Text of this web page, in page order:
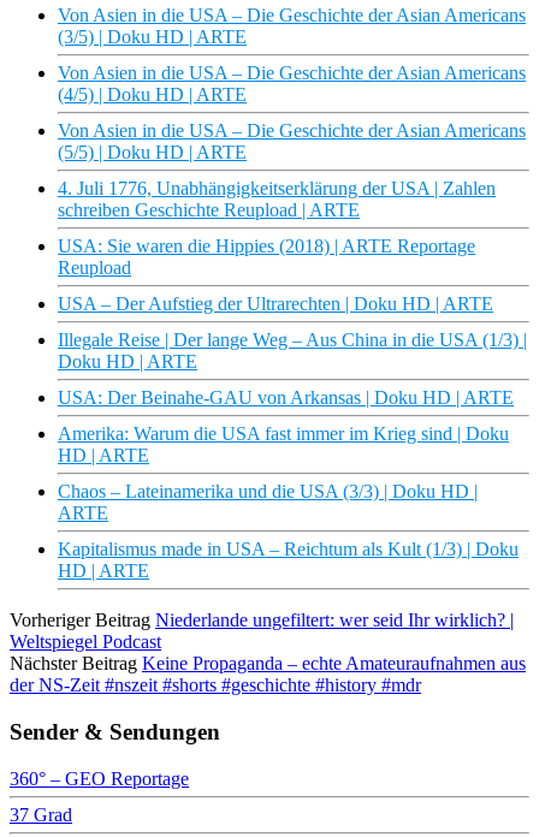
Von Asien in die USA – Die Geschichte der Asian Americans
(3/5) | Doku HD | ARTE
Von Asien in die USA – Die Geschichte der Asian Americans
(4/5) | Doku HD | ARTE
Von Asien in die USA – Die Geschichte der Asian Americans
(5/5) | Doku HD | ARTE
4. Juli 1776, Unabhängigkeitserklärung der USA | Zahlen
schreiben Geschichte Reupload | ARTE
USA: Sie waren die Hippies (2018) | ARTE Reportage
Reupload
USA – Der Aufstieg der Ultrarechten | Doku HD | ARTE
Illegale Reise | Der lange Weg – Aus China in die USA (1/3) |
Doku HD | ARTE
USA: Der Beinahe-GAU von Arkansas | Doku HD | ARTE
Amerika: Warum die USA fast immer im Krieg sind | Doku
HD | ARTE
Chaos – Lateinamerika und die USA (3/3) | Doku HD |
ARTE
Kapitalismus made in USA – Reichtum als Kult (1/3) | Doku
HD | ARTE
Vorheriger Beitrag Niederlande ungefiltert: wer seid Ihr wirklich? |
Weltspiegel Podcast
Nächster Beitrag Keine Propaganda – echte Amateuraufnahmen aus
der NS-Zeit #nszeit #shorts #geschichte #history #mdr
Sender & Sendungen
360° – GEO Reportage
37 Grad